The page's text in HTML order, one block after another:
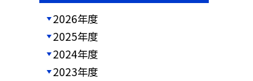
2026年度
2025年度
2024年度
2023年度